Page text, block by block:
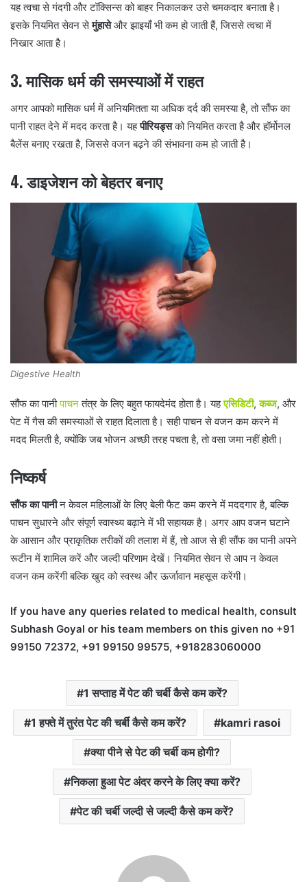
यह त्वचा से गंदगी और टॉक्सिन्स को बाहर निकालकर उसे चमकदार बनाता है।
इसके नियमित सेवन सेमुंहासेऔर झाइयाँ भी कम हो जाती हैं, जिससे त्वचा में
निखार आता है।
3.मासिक धर्म की समस्याओं में राहत
अगर आपको मासिक धर्म में अनियमितता या अधिक दर्द की समस्या है, तो सौंफ का
पानी राहत देने में मदद करता है। यहपीरियड्सको नियमित करता है और हॉर्मोनल
बैलेंस बनाए रखता है, जिससे वजन बढ़ने की संभावना कम हो जाती है।
4.डाइजेशन को बेहतर बनाए
Digestive Health
सौंफ का पानीपाचनतंत्र के लिए बहुत फायदेमंद होता है। यहएसिडिटी,कब्ज, और
पेट में गैस की समस्याओं से राहत दिलाता है। सही पाचन से वजन कम करने में
मदद मिलती है, क्योंकि जब भोजन अच्छी तरह पचता है, तो वसा जमा नहीं होती।
निष्कर्ष
सौंफ का पानीन केवल महिलाओं के लिए बेली फैट कम करने में मददगार है, बल्कि
पाचन सुधारने और संपूर्ण स्वास्थ्य बढ़ाने में भी सहायक है। अगर आप वजन घटाने
के आसान और प्राकृतिक तरीकों की तलाश में हैं, तो आज से ही सौंफ का पानी अपने
रूटीन में शामिल करें और जल्दी परिणाम देखें। नियमित सेवन से आप न केवल
वजन कम करेंगी बल्कि खुद को स्वस्थ और ऊर्जावान महसूस करेंगी।
If you have any queries related to medical health, consult
Subhash Goyal or his team members on this given no +91
99150 72372, +91 99150 99575, +918283060000
1 सप्ताह में पेट की चर्बी कैसे कम करें?
1 हफ्ते में तुरंत पेट की चर्बी कैसे कम करें? kamri rasoi
क्या पीने से पेट की चर्बी कम होगी?
निकला हुआ पेट अंदर करने के लिए क्या करें?
पेट की चर्बी जल्दी से जल्दी कैसे कम करें?